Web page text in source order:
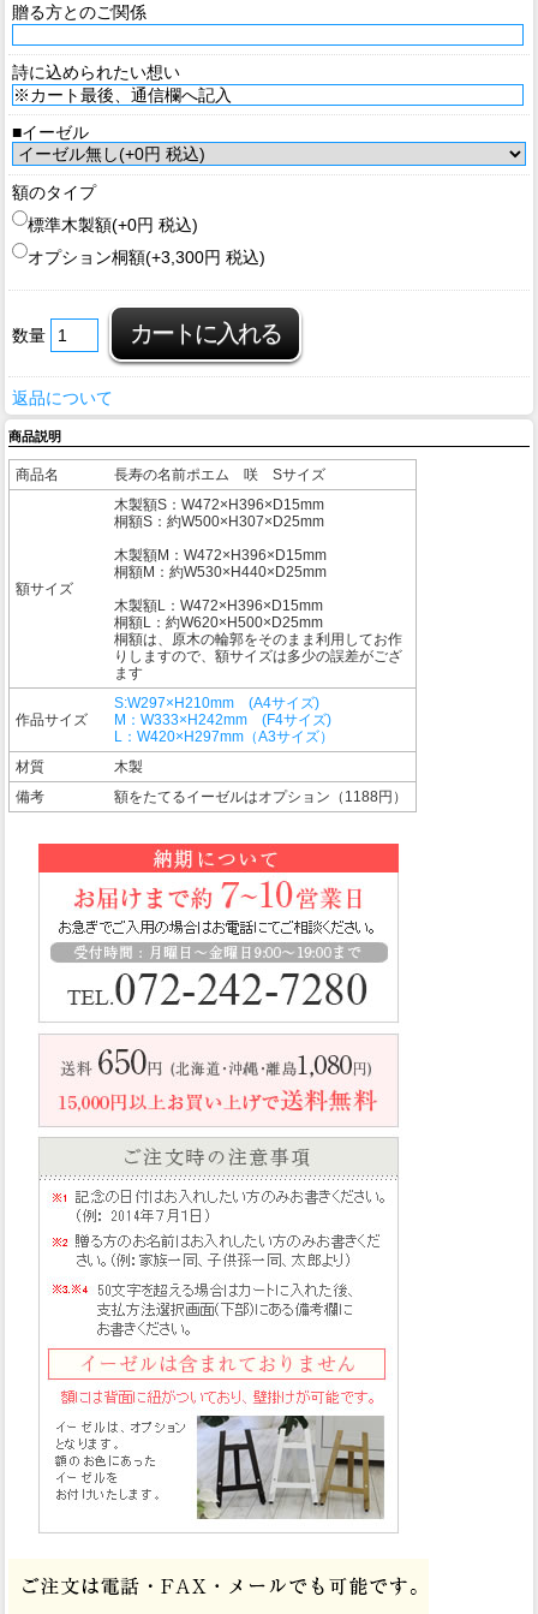
贈る方とのご関係
詩に込められたい想い
■イーゼル
額のタイプ
標準木製額(+0円 税込)
オプション桐額(+3,300円 税込)
数量
返品について
商品説明
商品名 長寿の名前ポエム 咲 Sサイズ
額サイズ
木製額S：W472×H396×D15mm
桐額S：約W500×H307×D25mm
木製額M：W472×H396×D15mm
桐額M：約W530×H440×D25mm
木製額L：W472×H396×D15mm
桐額L：約W620×H500×D25mm
桐額は、原木の輪郭をそのまま利用してお作
りしますので、額サイズは多少の誤差がござ
ます
作品サイズ
S:W297×H210mm (A4サイズ)
M：W333×H242mm (F4サイズ)
L：W420×H297mm（A3サイズ）
材質
木製
備考
額をたてるイーゼルはオプション（1188円）